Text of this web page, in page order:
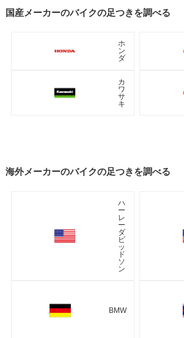
国産メーカーのバイクの足つきを調べる
ホ
ン
ダ
カ
ワ
サ
キ
海外メーカーのバイクの足つきを調べる
ハ
ー
レ
ー
ダ
ビ
ッ
ド
ソ
ン
BMW